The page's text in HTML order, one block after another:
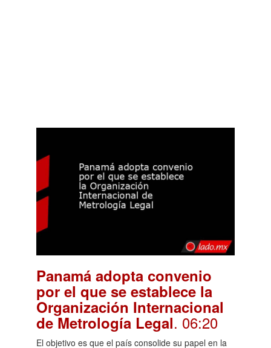
Panamá adopta convenio
por el que se establece la
Organización Internacional
de Metrología Legal. 06:20
El objetivo es que el país consolide su papel en la